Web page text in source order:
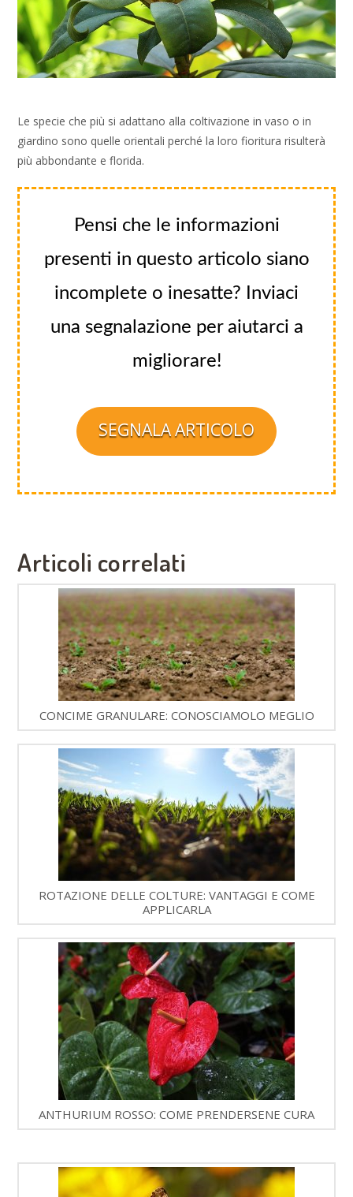
Le specie che più si adattano alla coltivazione in vaso o in
giardino sono quelle orientali perché la loro fioritura risulterà
più abbondante e florida.
Pensi che le informazioni
presenti in questo articolo siano
incomplete o inesatte? Inviaci
una segnalazione per aiutarci a
migliorare!
SEGNALA ARTICOLO
Articoli correlati
CONCIME GRANULARE: CONOSCIAMOLO MEGLIO
ROTAZIONE DELLE COLTURE: VANTAGGI E COME
APPLICARLA
ANTHURIUM ROSSO: COME PRENDERSENE CURA